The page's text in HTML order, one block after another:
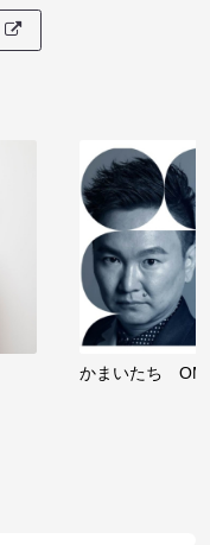
かまいたち